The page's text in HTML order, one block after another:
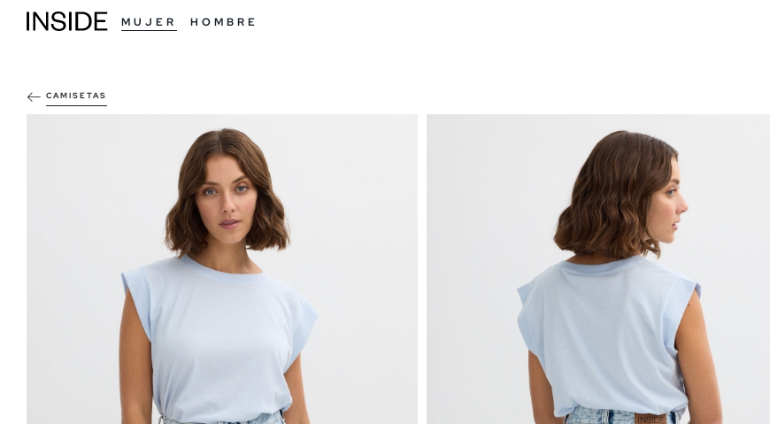
MUJER HOMBRE
CAMISETAS